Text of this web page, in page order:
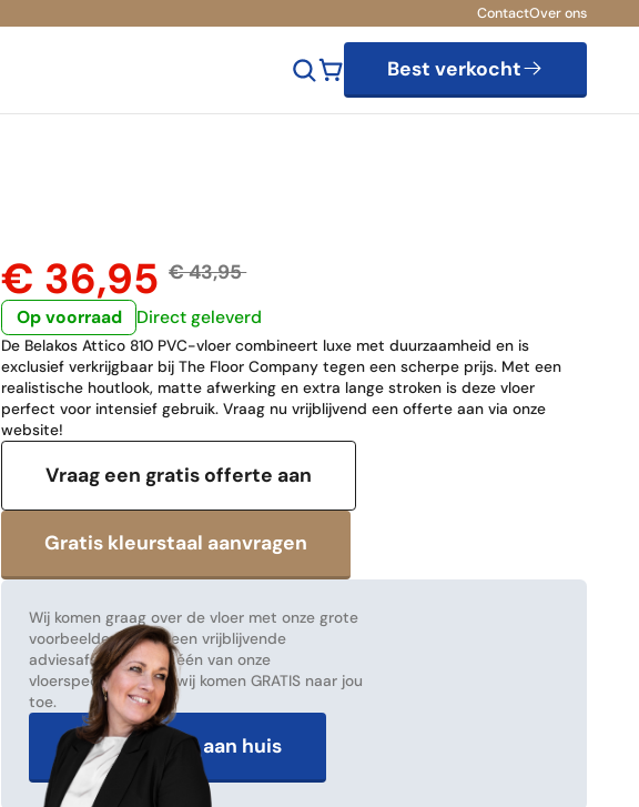
ContactOver ons
Best verkocht
€ 36,95€ 43,95
Op voorraad Direct geleverd
De Belakos Attico 810 PVC-vloer combineert luxe met duurzaamheid en is
exclusief verkrijgbaar bij The Floor Company tegen een scherpe prijs. Met een
realistische houtlook, matte afwerking en extra lange stroken is deze vloer
perfect voor intensief gebruik. Vraag nu vrijblijvend een offerte aan via onze
website!
Vraag een gratis offerte aan
Wij komen graag over de vloer met onze grote
voorbeelden! Maak een vrijblijvende
adviesafspraak met één van onze
vloerspecialisten en wij komen GRATIS naar jou
toe.
Gratis advies aan huis